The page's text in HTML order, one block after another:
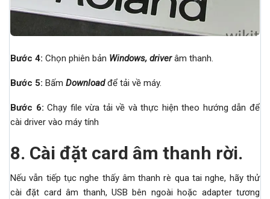
Bước 4: Chọn phiên bản Windows, driverâm thanh.
Bước 5: Bấm Downloadđể tải về máy.
Bước 6: Chạy file vừa tải về và thực hiện theo hướng dẫn để
cài driver vào máy tính
8. Cài đặt card âm thanh rời.
Nếu vẫn tiếp tục nghe thấy âm thanh rè qua tai nghe, hãy thử
cài đặt card âm thanh, USB bên ngoài hoặc adapter tương